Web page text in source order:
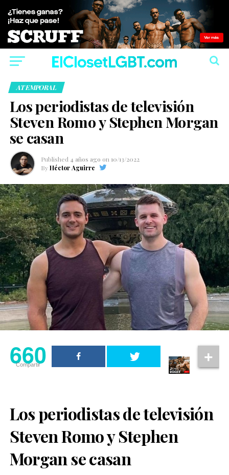
ATEMPORAL
Los periodistas de televisión
Steven Romo y Stephen Morgan
se casan
Published 4 años ago on 10/13/2022
By Héctor Aguirre
660
Compartir
Los periodistas de televisión
Steven Romo y Stephen
Morgan se casan